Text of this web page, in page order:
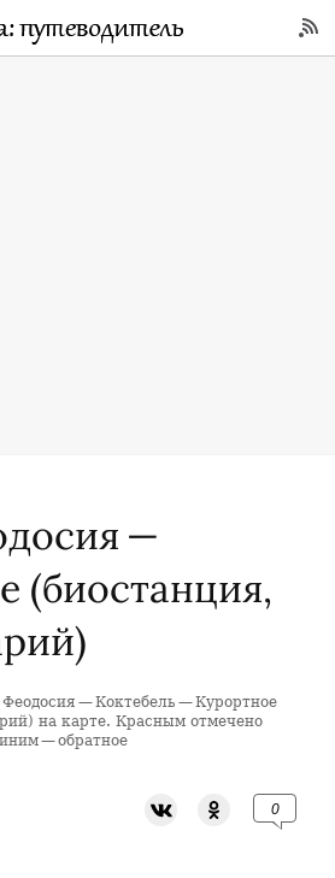
—
(биостанция,
— Коктебель — Курортное
на карте. Красным отмечено
— обратное
0